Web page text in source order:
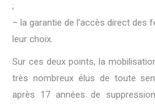
;
– la garantie de l’accès direct des
leur choix.
Sur ces deux points, la
très nombreux élus de toute
après 17 années de